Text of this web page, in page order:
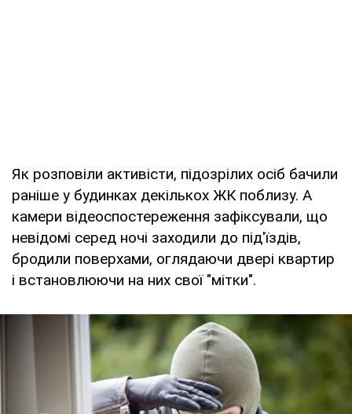
Як розповіли активісти, підозрілих осіб бачили
раніше у будинках декількох ЖК поблизу. А
камери відеоспостереження зафіксували, що
невідомі серед ночі заходили до під'їздів,
бродили поверхами, оглядаючи двері квартир
і встановлюючи на них свої "мітки".